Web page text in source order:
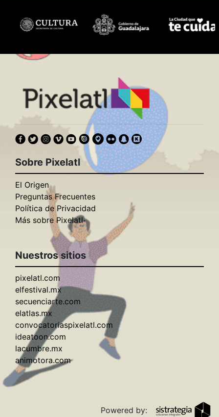
Sobre Pixelatl
El Origen
Preguntas Frecuentes
Política de Privacidad
Más sobre Pixelatl
Nuestros sitios
pixelatl.com
elfestival.mx
secuenciarte.com
elatlas.mx
convocatoriaspixelatl.com
ideatoon.com
lacumbre.mx
animotora.com
Powered by: